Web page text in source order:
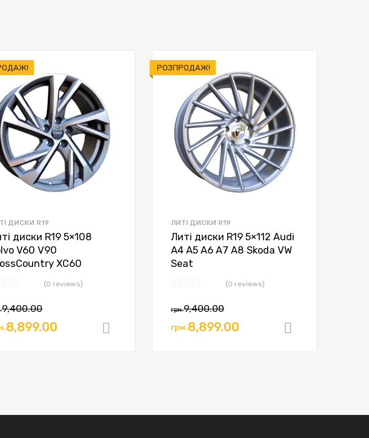
ДИСКИ R19
диски R19 5×108
V60 V90
XC60
(0 reviews)
9,400.00
8,899.00 Додати в кошик
РОЗПРОДАЖ!
ЛИТІ ДИСКИ R19
Литі диски R19 5×112 Audi
A4 A5 A6 A7 A8 Skoda VW
Seat
(0 reviews)
грн.9,400.00
грн.8,899.00